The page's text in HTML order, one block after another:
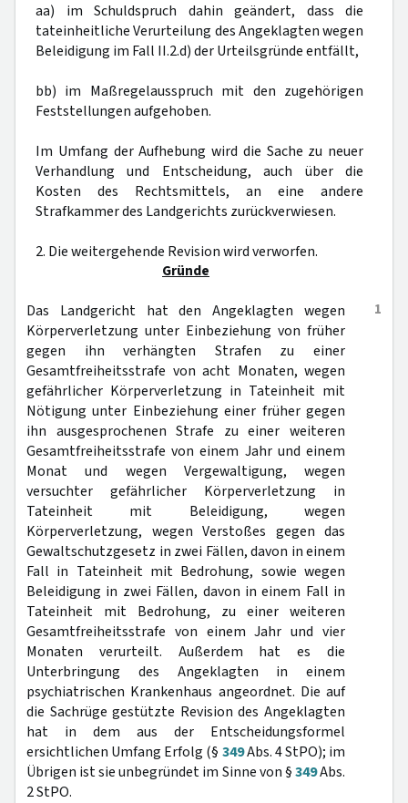
aa) im Schuldspruch dahin geändert, dass die
tateinheitliche Verurteilung des Angeklagten wegen
Beleidigung im Fall II.2.d) der Urteilsgründe entfällt,
bb) im Maßregelausspruch mit den zugehörigen
Feststellungen aufgehoben.
Im Umfang der Aufhebung wird die Sache zu neuer
Verhandlung und Entscheidung, auch über die
Kosten des Rechtsmittels, an eine andere
Strafkammer des Landgerichts zurückverwiesen.
2. Die weitergehende Revision wird verworfen.
Gründe
1
Das Landgericht hat den Angeklagten wegen
Körperverletzung unter Einbeziehung von früher
gegen ihn verhängten Strafen zu einer
Gesamtfreiheitsstrafe von acht Monaten, wegen
gefährlicher Körperverletzung in Tateinheit mit
Nötigung unter Einbeziehung einer früher gegen
ihn ausgesprochenen Strafe zu einer weiteren
Gesamtfreiheitsstrafe von einem Jahr und einem
Monat und wegen Vergewaltigung, wegen
versuchter gefährlicher Körperverletzung in
Tateinheit mit Beleidigung, wegen
Körperverletzung, wegen Verstoßes gegen das
Gewaltschutzgesetz in zwei Fällen, davon in einem
Fall in Tateinheit mit Bedrohung, sowie wegen
Beleidigung in zwei Fällen, davon in einem Fall in
Tateinheit mit Bedrohung, zu einer weiteren
Gesamtfreiheitsstrafe von einem Jahr und vier
Monaten verurteilt. Außerdem hat es die
Unterbringung des Angeklagten in einem
psychiatrischen Krankenhaus angeordnet. Die auf
die Sachrüge gestützte Revision des Angeklagten
hat in dem aus der Entscheidungsformel
ersichtlichen Umfang Erfolg (§ 349Abs. 4 StPO); im
Übrigen ist sie unbegründet im Sinne von §349Abs.
2 StPO.